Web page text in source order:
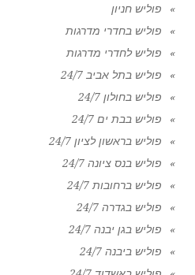
פוליש חניון
פוליש בחדרי מדרגות
פוליש לחדרי מדרגות
פוליש בתל אביב 24/7
פוליש בחולון 24/7
פוליש בבת ים 24/7
פוליש בראשון לציון 24/7
פוליש בנס ציונה 24/7
פוליש ברחובות 24/7
פוליש בגדרה 24/7
פוליש בגן יבנה 24/7
פוליש ביבנה 24/7